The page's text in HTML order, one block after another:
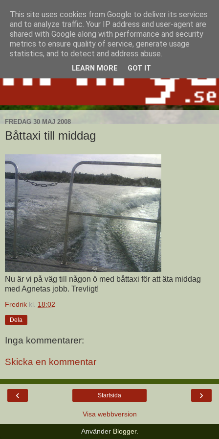
FREDAG 30 MAJ 2008
Båttaxi till middag
Nu är vi på väg till någon ö med båttaxi för att äta middag
med Agnetas jobb. Trevligt!
Fredrik kl. 18:02
Dela
Inga kommentarer:
Skicka en kommentar
‹ ›
Startsida
Visa webbversion
Använder Blogger.
This site uses cookies from Google to deliver its services
and to analyze traffic. Your IP address and user-agent are
shared with Google along with performance and security
metrics to ensure quality of service, generate usage
statistics, and to detect and address abuse.
LEARN MORE GOT IT